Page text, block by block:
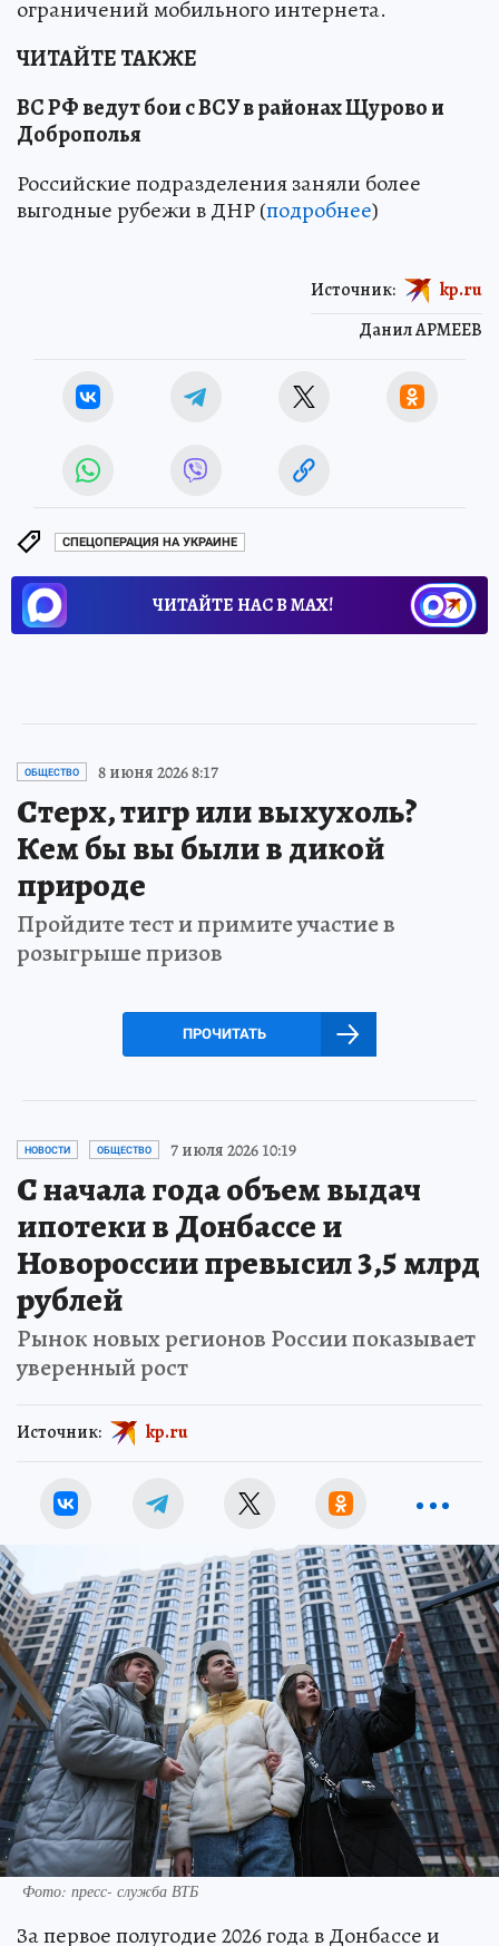
ограничений мобильного интернета.
ЧИТАЙТЕ ТАКЖЕ
ВС РФ ведут бои с ВСУ в районах Щурово и
Доброполья
Российские подразделения заняли более
выгодные рубежи в ДНР (подробнее)
Данил АРМЕЕВ
Источник: kp.ru
СПЕЦОПЕРАЦИЯ НА УКРАИНЕ
ЧИТАЙТЕ НАС В МАХ!
ОБЩЕСТВО 8 июня 2026 8:17
Стерх, тигр или выхухоль?
Кем бы вы были в дикой
природе
Пройдите тест и примите участие в
розыгрыше призов
ПРОЧИТАТЬ
НОВОСТИ ОБЩЕСТВО 7 июля 2026 10:19
С начала года объем выдач
ипотеки в Донбассе и
Новороссии превысил 3,5 млрд
рублей
Рынок новых регионов России показывает
уверенный рост
Источник: kp.ru
Фото: пресс- служба ВТБ
За первое полугодие 2026 года в Донбассе и